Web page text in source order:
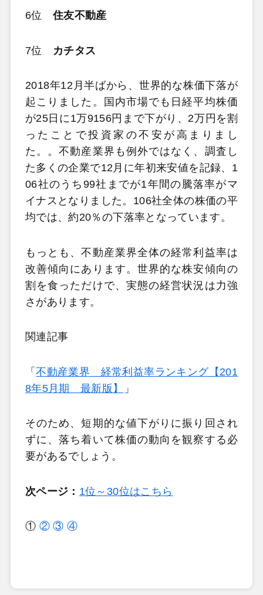
6位住友不動産
7位 カチタス
2018年12月半ばから、世界的な株価下落が
起こりました。国内市場でも日経平均株価
が25日に1万9156円まで下がり、2万円を割
ったことで投資家の不安が高まりまし
た。。不動産業界も例外ではなく、調査し
た多くの企業で12月に年初来安値を記録、1
06社のうち99社までが1年間の騰落率がマ
イナスとなりました。106社全体の株価の平
均では、約20％の下落率となっています。
もっとも、不動産業界全体の経常利益率は
改善傾向にあります。世界的な株安傾向の
割を食っただけで、実態の経営状況は力強
さがあります。
関連記事
「不動産業界 経常利益率ランキング【201
8年5月期 最新版】
」
そのため、短期的な値下がりに振り回され
ずに、落ち着いて株価の動向を観察する必
要があるでしょう。
次ページ： 1位～30位はこちら
① ② ③ ④